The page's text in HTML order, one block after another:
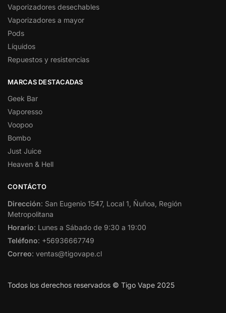
Vaporizadores desechables
Vaporizadores a mayor
Pods
Líquidos
Repuestos y resistencias
MARCAS DESTACADAS
Geek Bar
Vaporesso
Voopoo
Bombo
Just Juice
Heaven & Hell
CONTÁCTO
Dirección: San Eugenio 1547, Local 1, Ñuñoa, Región
Metropolitana
Horario: Lunes a Sábado de 9:30 a 19:00
Teléfono: +56936667749
Correo: ventas@tigovape.cl
Todos los derechos reservados © Tigo Vape 2025